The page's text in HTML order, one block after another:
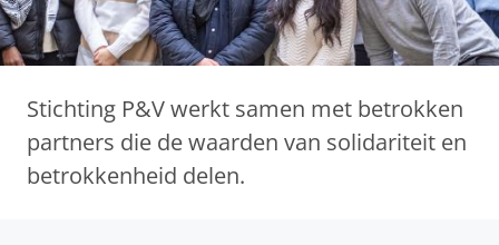
Stichting P&V werkt samen met betrokken
partners die de waarden van solidariteit en
betrokkenheid delen.